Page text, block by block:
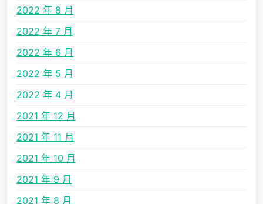
2022 年 8 月
2022 年 7 月
2022 年 6 月
2022 年 5 月
2022 年 4 月
2021 年 12 月
2021 年 11 月
2021 年 10 月
2021 年 9 月
2021 年 8 月